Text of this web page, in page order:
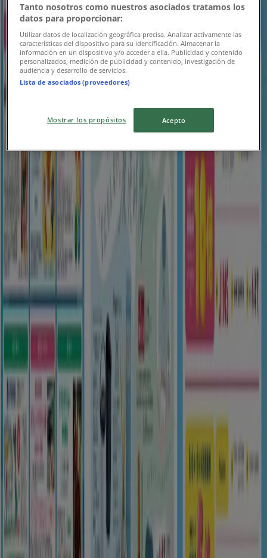
ゆめタウン
現在の掘り出し物とオファー
8/16 日まで有効鹿児島市
今すぐ私たちの取引で節約
8/10 日まで有効
鹿児島市
新規
ゆめタウン
すべてのお客様のための素晴らしいオファー
8/16 日まで有効
鹿児島市
新規
ゆめタウン
掘り出し物ハンターのための素晴らしいオフ
ァー
8/16 日まで有効 鹿児島市
Tanto nosotros como nuestros asociados tratamos los
datos para proporcionar:
Utilizar datos de localización geográfica precisa. Analizar activamente las
características del dispositivo para su identificación. Almacenar la
información en un dispositivo y/o acceder a ella. Publicidad y contenido
personalizados, medición de publicidad y contenido, investigación de
audiencia y desarrollo de servicios.
Lista de asociados (proveedores)
Mostrar los propósitos Acepto